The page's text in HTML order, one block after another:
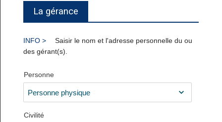
La gérance
Saisir le nom et l'adresse personnelle du ou
des gérant(s).
Personne
Civilité